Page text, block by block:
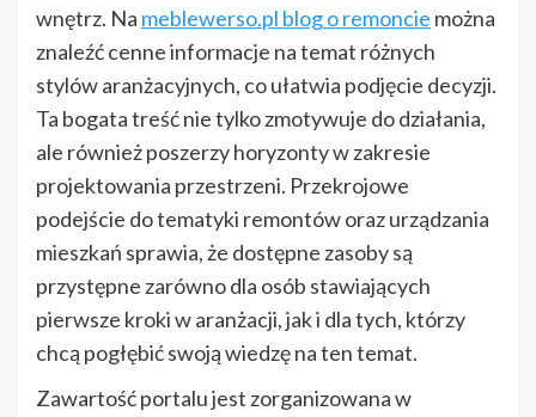
wnętrz. Na meblewerso.pl blog o remoncie można
znaleźć cenne informacje na temat różnych
stylów aranżacyjnych, co ułatwia podjęcie decyzji.
Ta bogata treść nie tylko zmotywuje do działania,
ale również poszerzy horyzonty w zakresie
projektowania przestrzeni. Przekrojowe
podejście do tematyki remontów oraz urządzania
mieszkań sprawia, że dostępne zasoby są
przystępne zarówno dla osób stawiających
pierwsze kroki w aranżacji, jak i dla tych, którzy
chcą pogłębić swoją wiedzę na ten temat.
Zawartość portalu jest zorganizowana w